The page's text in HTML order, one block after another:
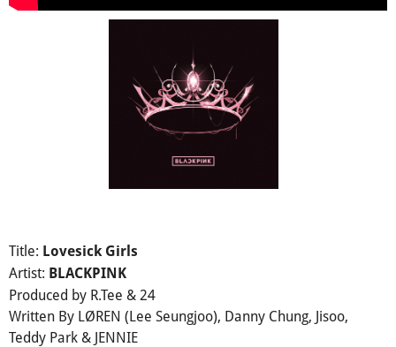
Title: Lovesick Girls
Artist: BLACKPINK
Produced by R.Tee & 24
Written By LØREN (Lee Seungjoo), Danny Chung, Jisoo,
Teddy Park & JENNIE